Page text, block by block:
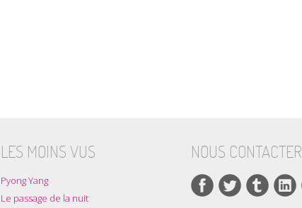
LES MOINS VUS
Pyong Yang
Le passage de la nuit
NOUS CONTACTER